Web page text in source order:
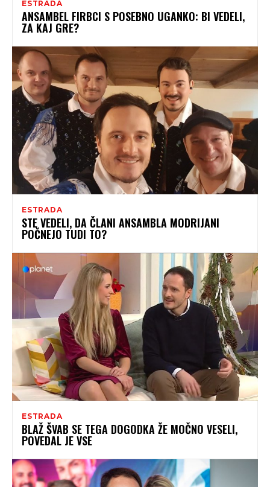
ESTRADA
ANSAMBEL FIRBCI S POSEBNO UGANKO: BI VEDELI,
ZA KAJ GRE?
ESTRADA
STE VEDELI, DA ČLANI ANSAMBLA MODRIJANI
POČNEJO TUDI TO?
ESTRADA
BLAŽ ŠVAB SE TEGA DOGODKA ŽE MOČNO VESELI,
POVEDAL JE VSE